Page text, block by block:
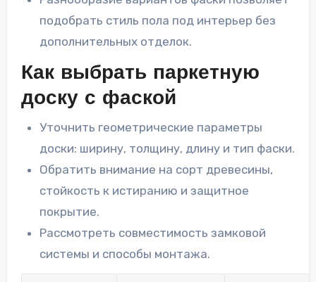
подобрать стиль пола под интерьер без
дополнительных отделок.
Как выбрать паркетную
доску с фаской
Уточнить геометрические параметры
доски: ширину, толщину, длину и тип фаски.
Обратить внимание на сорт древесины,
стойкость к истиранию и защитное
покрытие.
Рассмотреть совместимость замковой
системы и способы монтажа.